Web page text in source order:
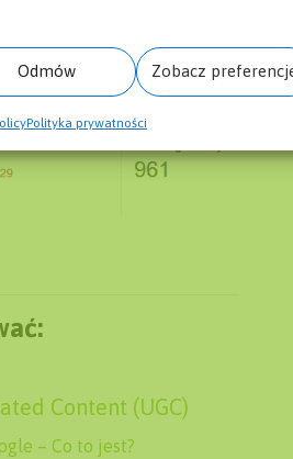
Odmów Zobacz
Polityka prywatności
oraz informacje
do wybranej przez
Content (UGC)
– Co to jest?